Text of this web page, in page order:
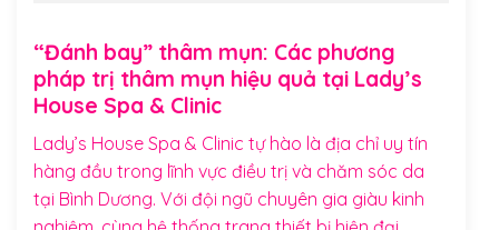
“Đánh bay” thâm mụn: Các phương
pháp trị thâm mụn hiệu quả tại Lady’s
House Spa & Clinic
Lady’s House Spa & Clinic tự hào là địa chỉ uy tín
hàng đầu trong lĩnh vực điều trị và chăm sóc da
tại Bình Dương. Với đội ngũ chuyên gia giàu kinh